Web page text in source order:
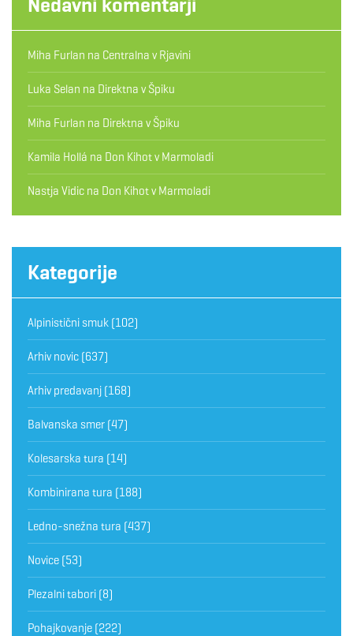
Miha Furlan na Centralna v Rjavini
Luka Selan na Direktna v Špiku
Miha Furlan na Direktna v Špiku
Kamila Hollá na Don Kihot v Marmoladi
Nastja Vidic na Don Kihot v Marmoladi
Kategorije
Alpinistični smuk (102)
Arhiv novic (637)
Arhiv predavanj (168)
Balvanska smer (47)
Kolesarska tura (14)
Kombinirana tura (188)
Ledno-snežna tura (437)
Novice (53)
Plezalni tabori (8)
Pohajkovanje (222)